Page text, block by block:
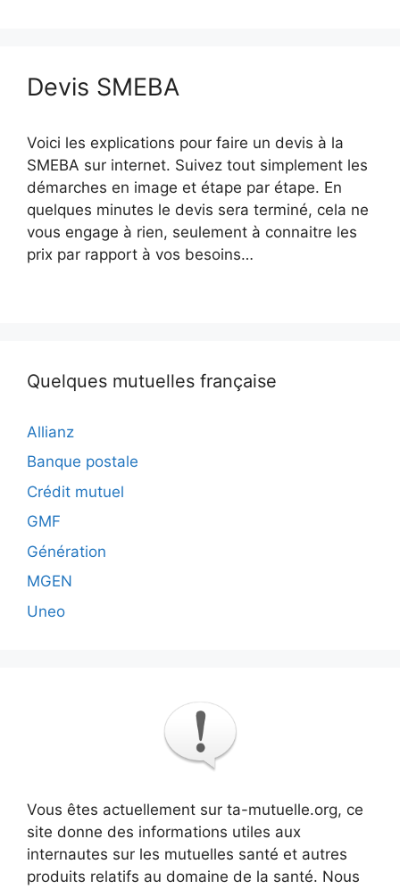
Devis SMEBA
Voici les explications pour faire un devis à la
SMEBA sur internet. Suivez tout simplement les
démarches en image et étape par étape. En
quelques minutes le devis sera terminé, cela ne
vous engage à rien, seulement à connaitre les
prix par rapport à vos besoins…
Quelques mutuelles française
Allianz
Banque postale
Crédit mutuel
GMF
Génération
MGEN
Uneo
Vous êtes actuellement sur ta-mutuelle.org, ce
site donne des informations utiles aux
internautes sur les mutuelles santé et autres
produits relatifs au domaine de la santé. Nous